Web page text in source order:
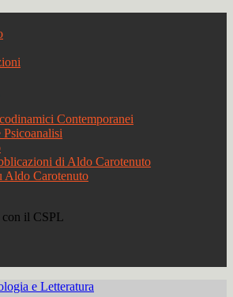
Contemporanei
di Aldo Carotenuto
Aldo Carotenuto
con il CSPL